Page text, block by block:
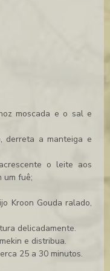
moscada e o sal e
derreta a manteiga e
o leite aos
um fuê;
Kroon Gouda ralado,
delicadamente.
e distribua.
25 a 30 minutos.